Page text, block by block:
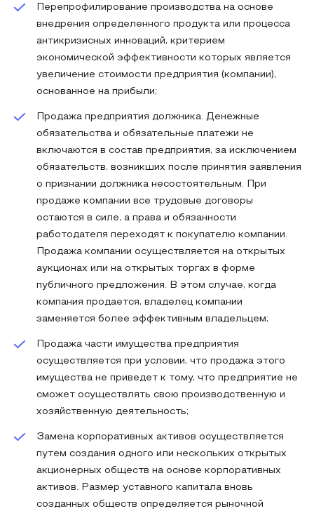
Перепрофилирование производства на основе
внедрения определенного продукта или процесса
антикризисных инноваций, критерием
экономической эффективности которых является
увеличение стоимости предприятия (компании),
основанное на прибыли;
Продажа предприятия должника. Денежные
обязательства и обязательные платежи не
включаются в состав предприятия, за исключением
обязательств, возникших после принятия заявления
о признании должника несостоятельным. При
продаже компании все трудовые договоры
остаются в силе, а права и обязанности
работодателя переходят к покупателю компании.
Продажа компании осуществляется на открытых
аукционах или на открытых торгах в форме
публичного предложения. В этом случае, когда
компания продается, владелец компании
заменяется более эффективным владельцем;
Продажа части имущества предприятия
осуществляется при условии, что продажа этого
имущества не приведет к тому, что предприятие не
сможет осуществлять свою производственную и
хозяйственную деятельность;
Замена корпоративных активов осуществляется
путем создания одного или нескольких открытых
акционерных обществ на основе корпоративных
активов. Размер уставного капитала вновь
созданных обществ определяется рыночной